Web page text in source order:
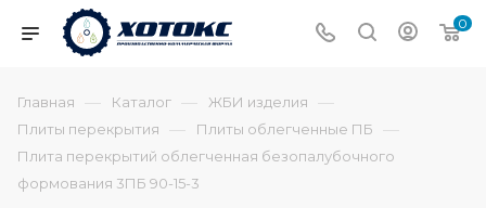
0
Главная — Каталог — ЖБИ изделия —
Плиты перекрытия — Плиты облегченные ПБ —
Плита перекрытий облегченная безопалубочного
формования 3ПБ 90-15-3